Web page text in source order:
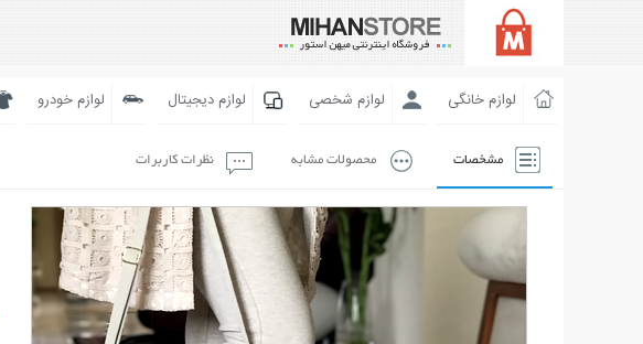
لوازم خانگی لوازم شخصی لوازم دیجیتال لوازم خودرو
مشخصات محصولات مشابه نظرات کاربرات